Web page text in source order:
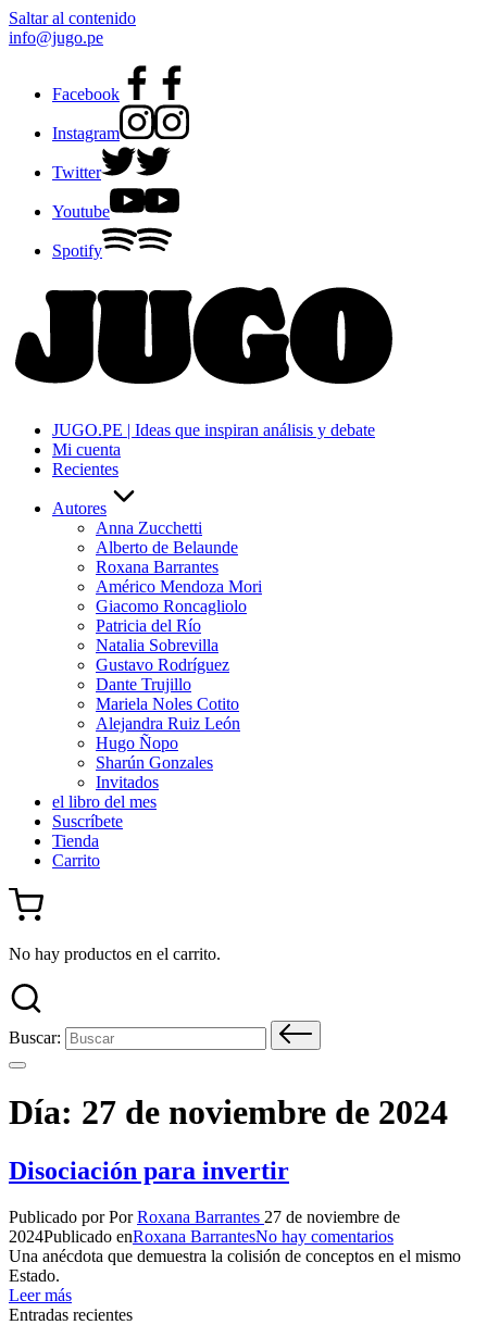
Saltar al contenido
info@jugo.pe
Facebook
Instagram
Twitter
Youtube
Spotify
JUGO.PE | Ideas que inspiran análisis y debate
Mi cuenta
Recientes
Autores
Anna Zucchetti
Alberto de Belaunde
Roxana Barrantes
Américo Mendoza Mori
Giacomo Roncagliolo
Patricia del Río
Natalia Sobrevilla
Gustavo Rodríguez
Dante Trujillo
Mariela Noles Cotito
Alejandra Ruiz León
Hugo Ñopo
Sharún Gonzales
Invitados
el libro del mes
Suscríbete
Tienda
Carrito
No hay productos en el carrito.
Buscar:
Día: 27 de noviembre de 2024
Disociación para invertir
Publicado por PorRoxana Barrantes 27 de noviembre de
2024Publicado enRoxana BarrantesNo hay comentarios
Una anécdota que demuestra la colisión de conceptos en el mismo
Estado.
Leer más
Entradas recientes